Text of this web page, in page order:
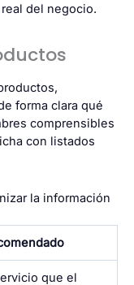
del negocio.
forma clara qué
comprensibles
con listados
la información
que el